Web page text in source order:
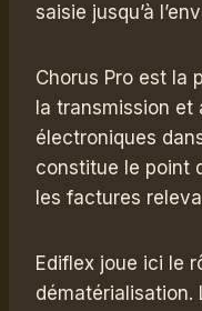
saisie jusqu’à
Chorus Pro est la
la transmission
électroniques
constitue le point
les factures
Ediflex joue ici le
dématérialisation.